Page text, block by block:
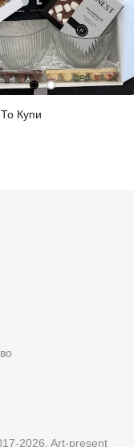
Купи
2026. Art-present